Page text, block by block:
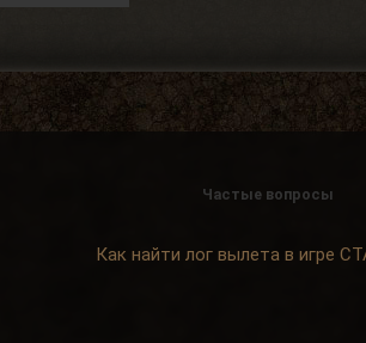
Частые вопросы
Как найти лог вылета в игре